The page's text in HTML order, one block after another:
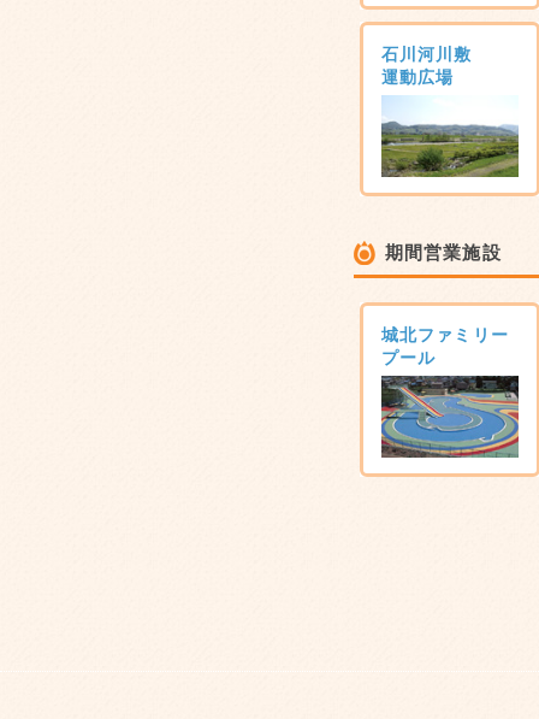
石川河川敷
運動広場
期間営業施設
城北ファミリー
プール